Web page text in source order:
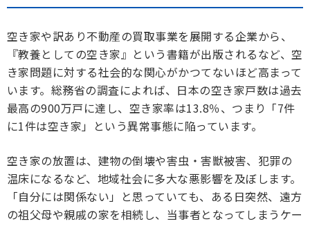
空き家や訳あり不動産の買取事業を展開する企業から、
『教養としての空き家』という書籍が出版されるなど、空
き家問題に対する社会的な関心がかつてないほど高まって
います。総務省の調査によれば、日本の空き家戸数は過去
最高の900万戸に達し、空き家率は13.8％、つまり「7件
に1件は空き家」という異常事態に陥っています。
空き家の放置は、建物の倒壊や害虫・害獣被害、犯罪の
温床になるなど、地域社会に多大な悪影響を及ぼします。
「自分には関係ない」と思っていても、ある日突然、遠方
の祖父母や親戚の家を相続し、当事者となってしまうケー